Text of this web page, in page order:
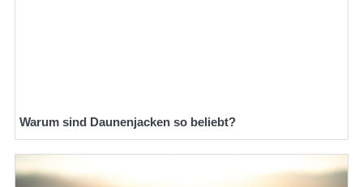
Warum sind Daunenjacken so beliebt?